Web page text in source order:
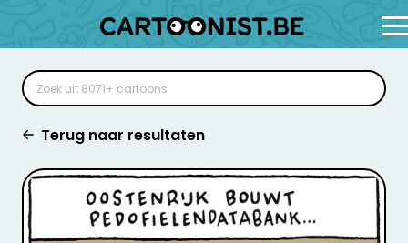
Terug naar resultaten